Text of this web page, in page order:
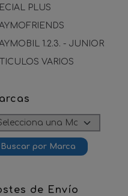
PLUS
1.2.3. - JUNIOR
VARIOS
de Envío